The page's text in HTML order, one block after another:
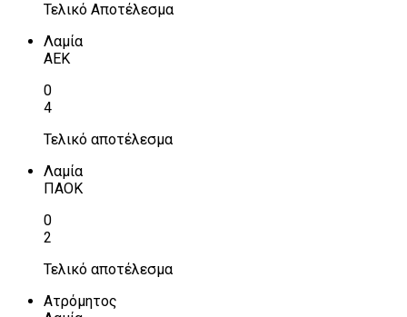
Τελικό Αποτέλεσμα
Λαμία
ΑΕΚ
0
4
Τελικό αποτέλεσμα
Λαμία
ΠΑΟΚ
0
2
Τελικό αποτέλεσμα
Ατρόμητος